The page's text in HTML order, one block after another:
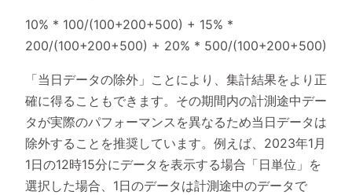
10% * 100/(100+200+500) + 15% *
200/(100+200+500) + 20% * 500/(100+200+500)
「当日データの除外」ことにより、集計結果をより正
確に得ることもできます。その期間内の計測途中デー
タが実際のパフォーマンスを異なるため当日データは
除外することを推奨しています。例えば、2023年1月
1日の12時15分にデータを表示する場合「日単位」を
選択した場合、1日のデータは計測途中のデータで